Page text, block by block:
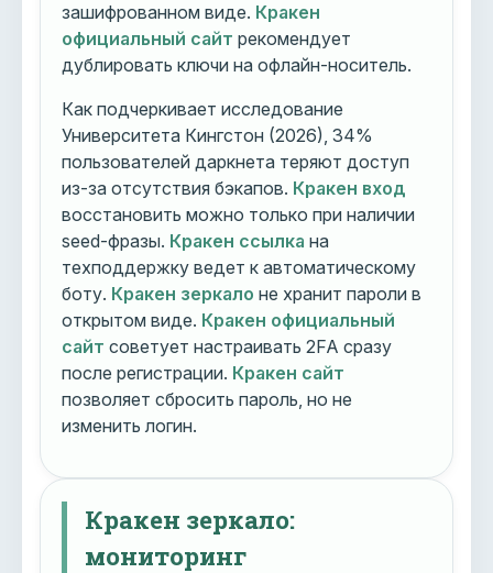
зашифрованном виде. Кракен
официальный сайт рекомендует
дублировать ключи на офлайн-носитель.
Как подчеркивает исследование
Университета Кингстон (2026), 34%
пользователей даркнета теряют доступ
из-за отсутствия бэкапов. Кракен вход
восстановить можно только при наличии
seed-фразы. Кракен ссылка на
техподдержку ведет к автоматическому
боту. Кракен зеркало не хранит пароли в
открытом виде. Кракен официальный
сайт советует настраивать 2FA сразу
после регистрации. Кракен сайт
позволяет сбросить пароль, но не
изменить логин.
Кракен зеркало:
мониторинг